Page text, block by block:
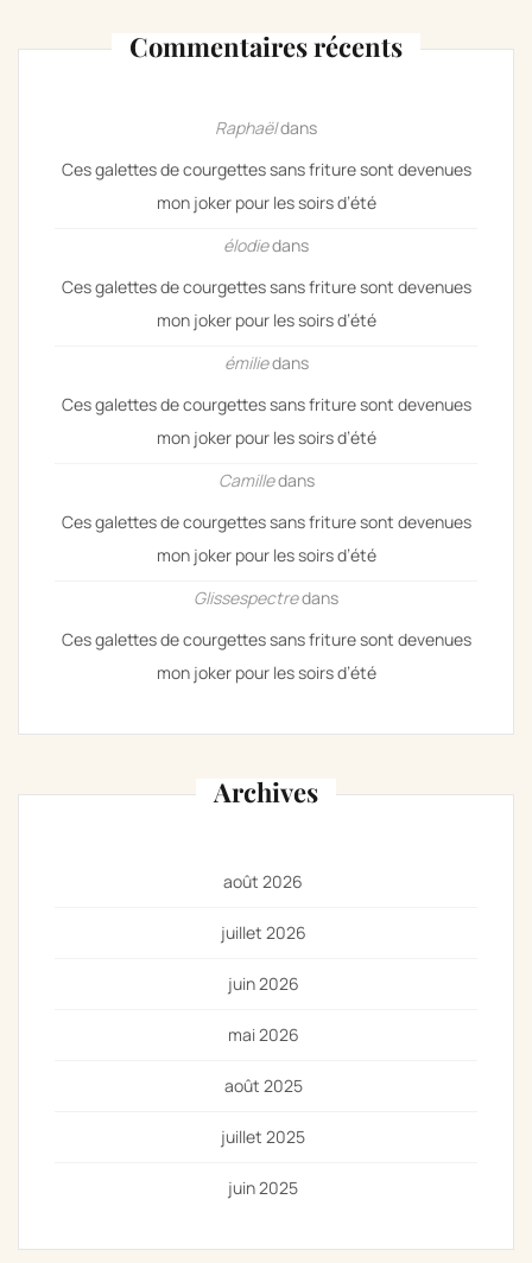
Commentaires récents
Raphaëldans
Ces galettes de courgettes sans friture sont devenues
mon joker pour les soirs d’été
élodiedans
Ces galettes de courgettes sans friture sont devenues
mon joker pour les soirs d’été
émiliedans
Ces galettes de courgettes sans friture sont devenues
mon joker pour les soirs d’été
Camilledans
Ces galettes de courgettes sans friture sont devenues
mon joker pour les soirs d’été
Glissespectredans
Ces galettes de courgettes sans friture sont devenues
mon joker pour les soirs d’été
Archives
août 2026
juillet 2026
juin 2026
mai 2026
août 2025
juillet 2025
juin 2025